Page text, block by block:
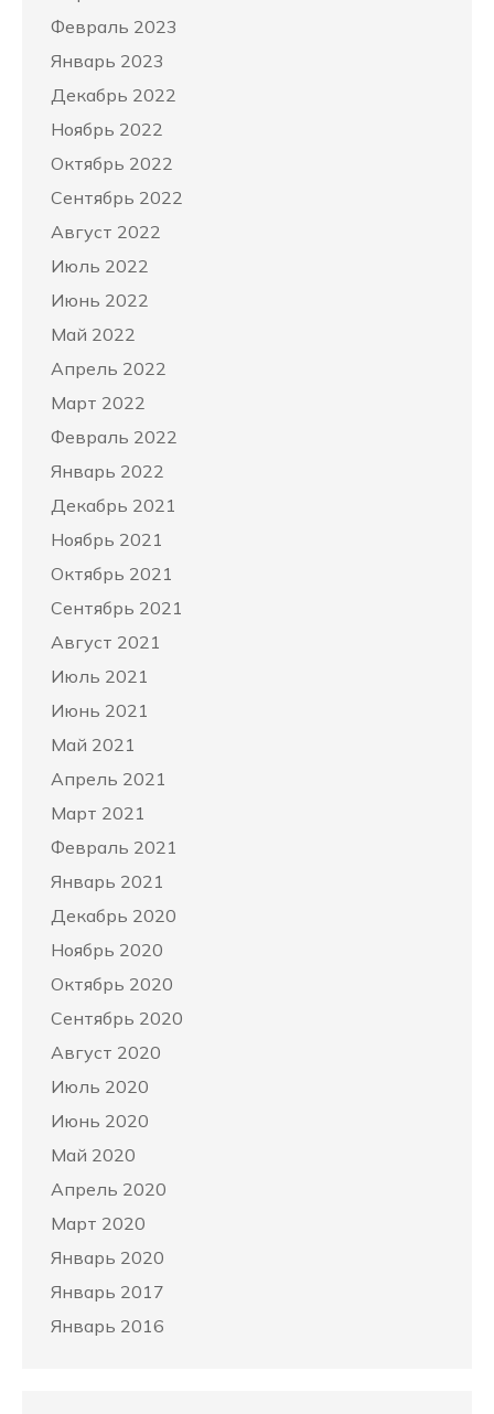
Февраль 2023
Январь 2023
Декабрь 2022
Ноябрь 2022
Октябрь 2022
Сентябрь 2022
Август 2022
Июль 2022
Июнь 2022
Май 2022
Апрель 2022
Март 2022
Февраль 2022
Январь 2022
Декабрь 2021
Ноябрь 2021
Октябрь 2021
Сентябрь 2021
Август 2021
Июль 2021
Июнь 2021
Май 2021
Апрель 2021
Март 2021
Февраль 2021
Январь 2021
Декабрь 2020
Ноябрь 2020
Октябрь 2020
Сентябрь 2020
Август 2020
Июль 2020
Июнь 2020
Май 2020
Апрель 2020
Март 2020
Январь 2020
Январь 2017
Январь 2016